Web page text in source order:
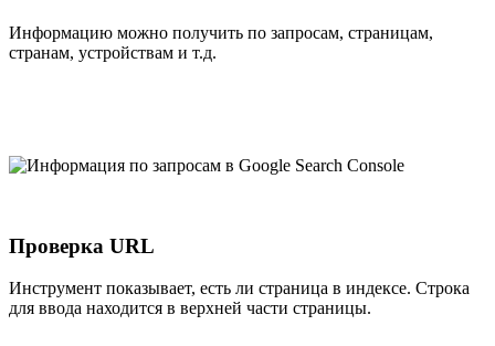
Информацию можно получить по запросам, страницам,
странам, устройствам и т.д.
Проверка URL
Инструмент показывает, есть ли страница в индексе. Строка
для ввода находится в верхней части страницы.